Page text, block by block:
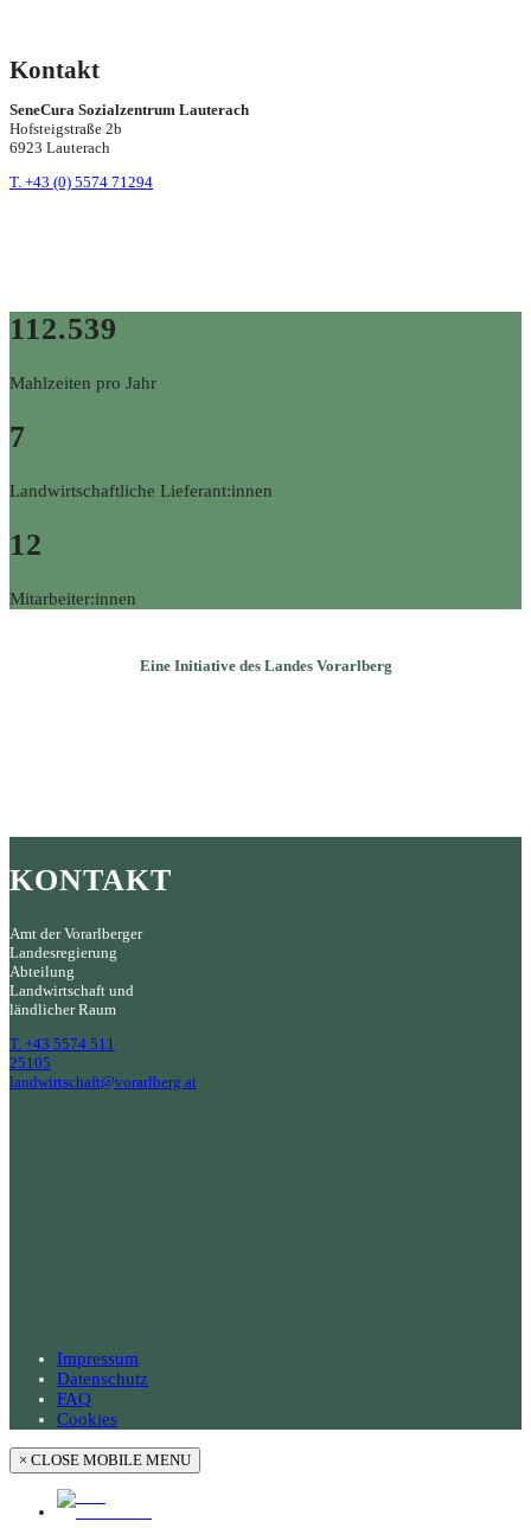
Kontakt
SeneCura Sozialzentrum Lauterach
Hofsteigstraße 2b
6923 Lauterach
T. +43 (0) 5574 71294
112.539
Mahlzeiten pro Jahr
7
Landwirtschaftliche Lieferant:innen
12
Mitarbeiter:innen
Eine Initiative des Landes Vorarlberg
KONTAKT
Amt der Vorarlberger
Landesregierung
Abteilung
Landwirtschaft und
ländlicher Raum
T. +43 5574 511
25105
landwirtschaft@vorarlberg.at
Impressum
Datenschutz
FAQ
Cookies
× CLOSE MOBILE MENU